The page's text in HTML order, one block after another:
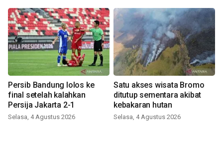
Persib Bandung lolos ke
final setelah kalahkan
Persija Jakarta 2-1
Selasa, 4 Agustus 2026
Satu akses wisata Bromo
ditutup sementara akibat
kebakaran hutan
Selasa, 4 Agustus 2026